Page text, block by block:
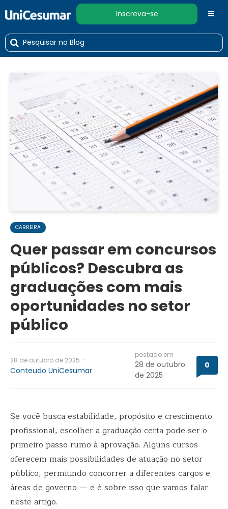
Inscreva-se
CARREIRA
Quer passar em concursos
públicos? Descubra as
graduações com mais
oportunidades no setor
público
28 de outubro de 2025 ·
Conteudo UniCesumar
postado em
28 de outubro
de 2025
0
Se você busca estabilidade, propósito e crescimento
profissional, escolher a graduação certa pode ser o
primeiro passo rumo à aprovação. Alguns cursos
oferecem mais possibilidades de atuação no setor
público, permitindo concorrer a diferentes cargos e
áreas de governo — e é sobre isso que vamos falar
neste artigo.